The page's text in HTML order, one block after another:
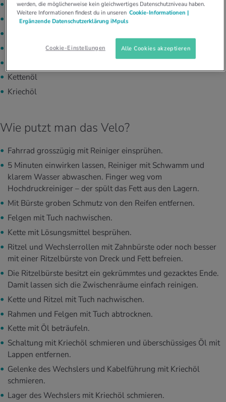
Schwamm
Tücher
Reinigungsmittel
Kettenöl
Kriechöl
Wie putzt man das Velo?
Fahrrad grosszügig mit Reiniger einsprühen.
5 Minuten einwirken lassen, Reiniger mit Schwamm und
klarem Wasser abwaschen. Finger weg vom
Hochdruckreiniger – der spült das Fett aus den Lagern.
Mit Bürste groben Schmutz von den Reifen entfernen.
Felgen mit Tuch nachwischen.
Kette mit Lösungsmittel besprühen.
Ritzel und Wechslerrollen mit Zahnbürste oder noch besser
mit einer Ritzelbürste von Dreck und Fett befreien.
Die Ritzelbürste besitzt ein gekrümmtes und gezacktes Ende.
Damit lassen sich die Zwischenräume einfach reinigen.
Kette und Ritzel mit Tuch nachwischen.
Rahmen und Felgen mit Tuch abtrocknen.
Kette mit Öl beträufeln.
Schaltung mit Kriechöl schmieren und überschüssiges Öl mit
Lappen entfernen.
Gelenke des Wechslers und Kabelführung mit Kriechöl
schmieren.
Lager des Wechslers mit Kriechöl schmieren.
werden, die möglicherweise kein gleichwertiges Datenschutzniveau haben.
Weitere Informationen findest du in unseren Cookie-Informationen |
Ergänzende Datenschutzerklärung iMpuls
Cookie-Einstellungen Alle Cookies akzeptieren